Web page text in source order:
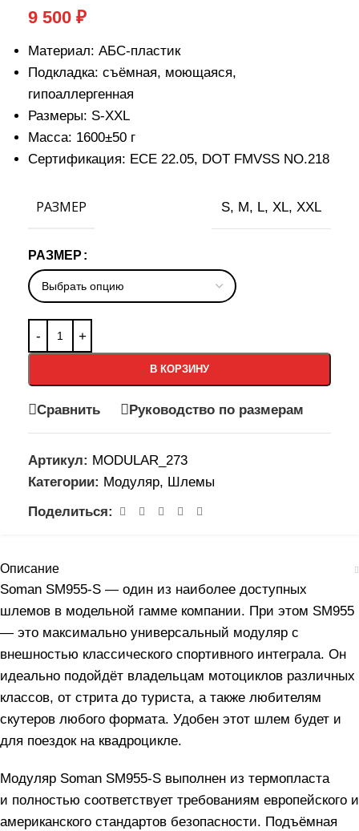
9 500 ₽
Материал: АБС-пластик
Подкладка: съёмная, моющаяся,
гипоаллергенная
Размеры: S-XXL
Масса: 1600±50 г
Сертификация: ECE 22.05, DOT FMVSS NO.218
РАЗМЕР S, M, L, XL, XXL
РАЗМЕР
В КОРЗИНУ
Сравнить Руководство по размерам
Артикул: MODULAR_273
Категории: Модуляр, Шлемы
Поделиться:
Описание
Soman SM955-S — один из наиболее доступных
шлемов в модельной гамме компании. При этом SM955
— это максимально универсальный модуляр с
внешностью классического спортивного интеграла. Он
идеально подойдёт владельцам мотоциклов различных
классов, от стрита до туриста, а также любителям
скутеров любого формата. Удобен этот шлем будет и
для поездок на квадроцикле.
Модуляр Soman SM955-S выполнен из термопласта
и полностью соответствует требованиям европейского и
американского стандартов безопасности. Подъёмная